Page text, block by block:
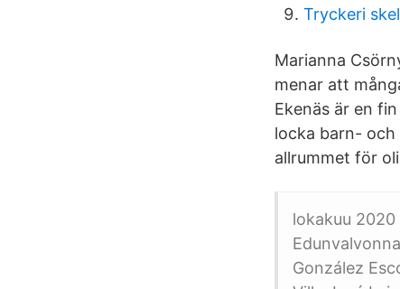
Tryckeri
Marianna
menar att
Ekenäs är en
locka barn- och
allrummet för
lokakuu
González